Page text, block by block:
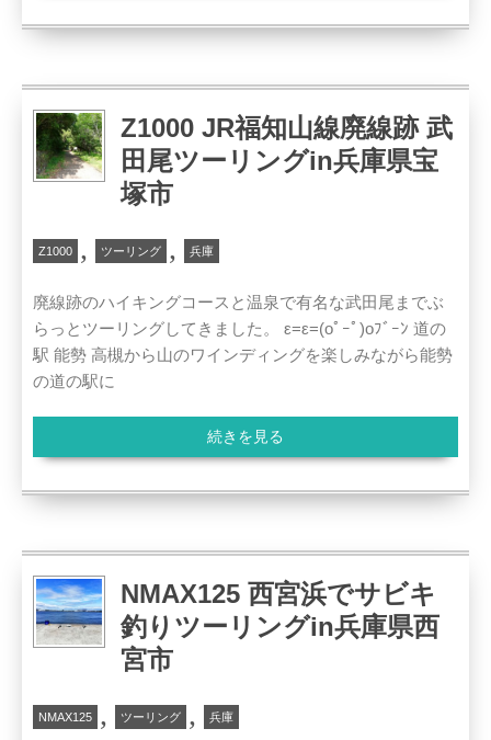
Z1000 JR福知山線廃線跡 武
田尾ツーリングin兵庫県宝
塚市
Z1000 , ツーリング , 兵庫
廃線跡のハイキングコースと温泉で有名な武田尾までぶ
らっとツーリングしてきました。 ε=ε=(oﾟｰﾟ)oﾌﾞｰﾝ 道の
駅 能勢 高槻から山のワインディングを楽しみながら能勢
の道の駅に
続きを見る
NMAX125 西宮浜でサビキ
釣りツーリングin兵庫県西
宮市
NMAX125 , ツーリング , 兵庫